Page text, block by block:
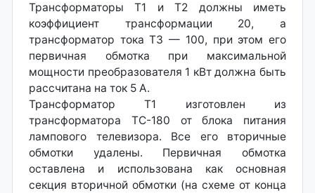
Трансформаторы Т1 и Т2 должны иметь
коэффициент трансформации 20, а
трансформатор тока ТЗ — 100, при этом его
первичная обмотка при максимальной
мощности преобразователя 1 кВт должна быть
рассчитана на ток 5 А.
Трансформатор Т1 изготовлен из
трансформатора ТС-180 от блока питания
лампового телевизора. Все его вторичные
обмотки удалены. Первичная обмотка
оставлена и использована как основная
секция вторичной обмотки (на схеме от конца